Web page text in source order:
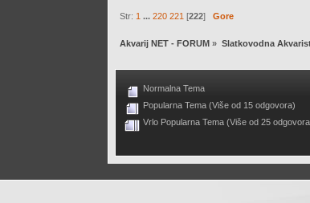
Str: 1 ... 220 221 [222] Gore
Akvarij NET - FORUM » Slatkovodna
Normalna Tema
Popularna Tema (Više od 15 odgovora)
Vrlo Popularna Tema (Više od 25